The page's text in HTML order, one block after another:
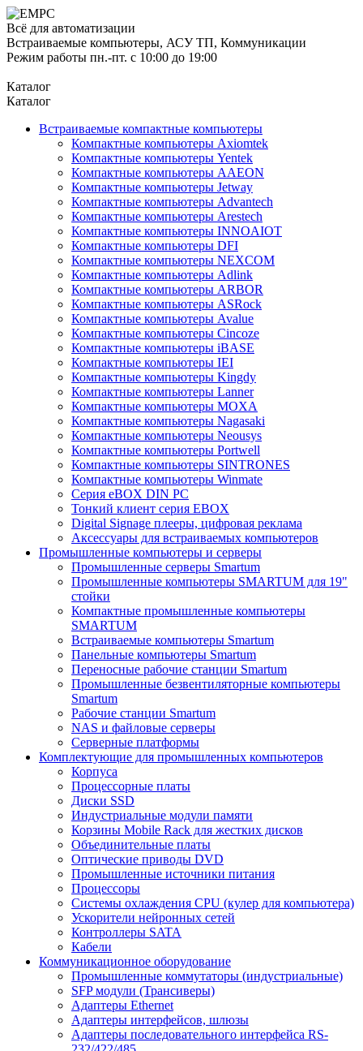
Всё для автоматизации
Встраиваемые компьютеры, АСУ ТП, Коммуникации
Режим работы пн.-пт. с 10:00 до 19:00
Каталог
Каталог
Встраиваемые компактные компьютеры
Компактные компьютеры Axiomtek
Компактные компьютеры Yentek
Компактные компьютеры AAEON
Компактные компьютеры Jetway
Компактные компьютеры Advantech
Компактные компьютеры Arestech
Компактные компьютеры INNOAIOT
Компактные компьютеры DFI
Компактные компьютеры NEXCOM
Компактные компьютеры Adlink
Компактные компьютеры ARBOR
Компактные компьютеры ASRock
Компактные компьютеры Avalue
Компактные компьютеры Cincoze
Компактные компьютеры iBASE
Компактные компьютеры IEI
Компактные компьютеры Kingdy
Компактные компьютеры Lanner
Компактные компьютеры MOXA
Компактные компьютеры Nagasaki
Компактные компьютеры Neousys
Компактные компьютеры Portwell
Компактные компьютеры SINTRONES
Компактные компьютеры Winmate
Серия eBOX DIN PC
Тонкий клиент серия EBOX
Digital Signage плееры, цифровая реклама
Аксессуары для встраиваемых компьютеров
Промышленные компьютеры и серверы
Промышленные серверы Smartum
Промышленные компьютеры SMARTUM для 19"
стойки
Компактные промышленные компьютеры
SMARTUM
Встраиваемые компьютеры Smartum
Панельные компьютеры Smartum
Переносные рабочие станции Smartum
Промышленные безвентиляторные компьютеры
Smartum
Рабочие станции Smartum
NAS и файловые серверы
Серверные платформы
Комплектующие для промышленных компьютеров
Корпуса
Процессорные платы
Диски SSD
Индустриальные модули памяти
Корзины Mobile Rack для жестких дисков
Объединительные платы
Оптические приводы DVD
Промышленные источники питания
Процессоры
Системы охлаждения CPU (кулер для компьютера)
Ускорители нейронных сетей
Контроллеры SATA
Кабели
Коммуникационное оборудование
Промышленные коммутаторы (индустриальные)
SFP модули (Трансиверы)
Адаптеры Ethernet
Адаптеры интерфейсов, шлюзы
Адаптеры последовательного интерфейса RS-